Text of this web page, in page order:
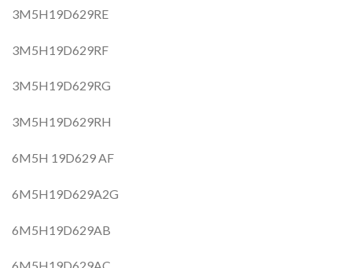
3M5H19D629RE
3M5H19D629RF
3M5H19D629RG
3M5H19D629RH
6M5H 19D629 AF
6M5H19D629A2G
6M5H19D629AB